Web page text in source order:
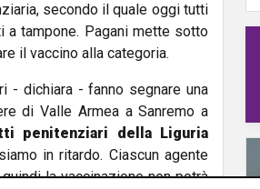
secondo il quale oggi tutti
tampone. Pagani mette sotto
il vaccino alla categoria.
- dichiara - fanno segnare una
di Valle Armea a Sanremo a
penitenziari della Liguria
in ritardo. Ciascun agente
la vaccinazione non potrà